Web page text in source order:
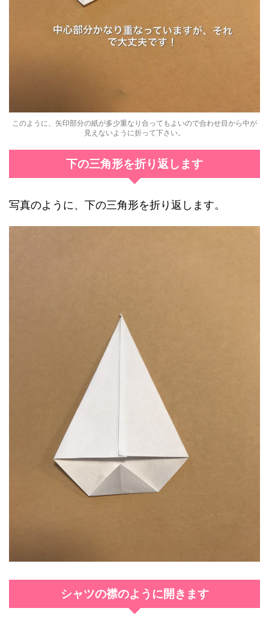
このように、矢印部分の紙が多少重なり合ってもよいので合わせ目から中が
見えないように折って下さい。
下の三角形を折り返します
写真のように、下の三角形を折り返します。
シャツの襟のように開きます